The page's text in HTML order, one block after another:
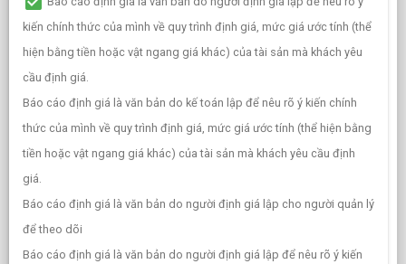
kiến chính thức của mình về quy trình định giá, mức giá ước tính (thể
hiện bằng tiền hoặc vật ngang giá khác) của tài sản mà khách yêu
cầu định giá.
Báo cáo định giá là văn bản do kế toán lập để nêu rõ ý kiến chính
thức của mình về quy trình định giá, mức giá ước tính (thể hiện bằng
tiền hoặc vật ngang giá khác) của tài sản mà khách yêu cầu định
giá.
Báo cáo định giá là văn bản do người định giá lập cho người quản lý
để theo dõi
Báo cáo định giá là văn bản do người định giá lập để nêu rõ ý kiến